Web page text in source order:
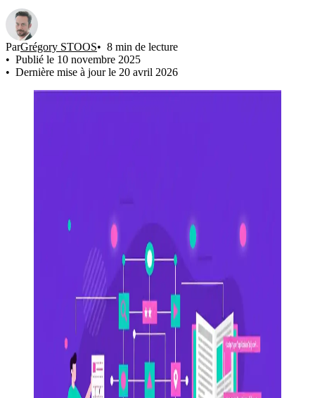
ParGrégory STOOS
8 min de lecture
Publié le 10 novembre 2025
Dernière mise à jour le 20 avril 2026